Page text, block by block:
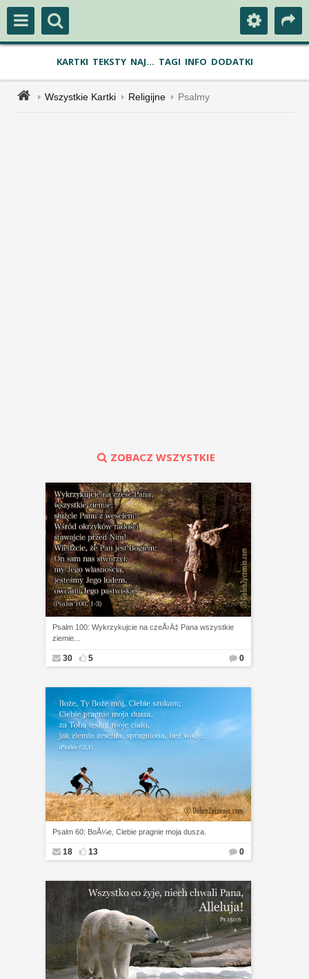
KARTKI TEKSTY NAJ... TAGI INFO DODATKI
Wszystkie Kartki Religijne Psalmy
ZOBACZ WSZYSTKIE
Psalm 100: Wykrzykujcie na czeÅ›Ä‡ Pana wszystkie
ziemie...
30 5 0
Psalm 60: BoÅ¼e, Ciebie pragnie moja dusza.
18 13 0